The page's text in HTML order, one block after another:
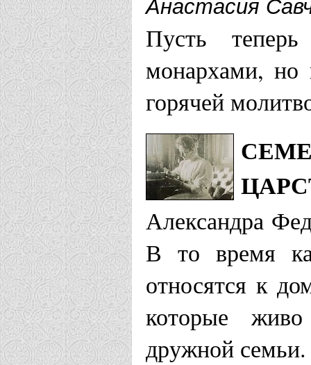
Анастасия
Пусть
монархами, но
горячей
Александра
В то время
относятся к
которые
дружной семьи.